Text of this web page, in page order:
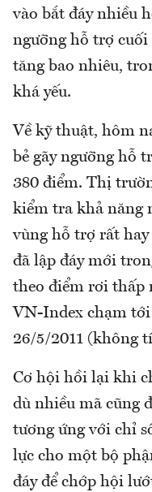
vào bắt đáy nhiều
ngưỡng hỗ trợ
tăng bao nhiêu,
khá yếu.
Về kỹ thuật, hôm
bẻ gãy ngưỡng hỗ
380 điểm. Thị
kiểm tra khả năng
vùng hỗ trợ rất hay
đã lập đáy mới
theo điểm rơi thấp
VN-Index chạm
26/5/2011 (không
Cơ hội hồi lại khi
dù nhiều mã cũng
tương ứng với chỉ
lực cho một bộ
đáy để chớp hội